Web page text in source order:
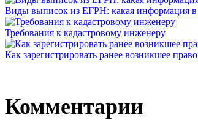
Виды выписок из ЕГРН: какая информация в
Требования к кадастровому инженеру
Как зарегистрировать ранее возникшее
Комментарии